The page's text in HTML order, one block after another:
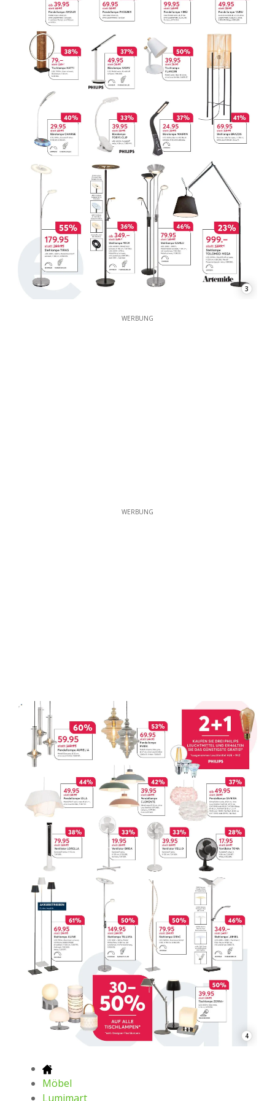
3
WERBUNG
WERBUNG
4
Möbel
Lumimart